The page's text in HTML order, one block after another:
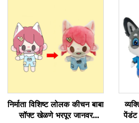
निर्माता विशिष्ट लोलक कीचन बाबा
सॉफ्ट खेळणे भरपूर जानवर
पेंडंट